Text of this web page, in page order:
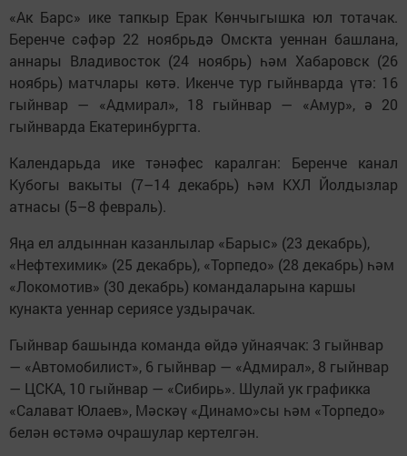
«Ак Барс» ике тапкыр Ерак Көнчыгышка юл тотачак.
Беренче сәфәр 22 ноябрьдә Омскта уеннан башлана,
аннары Владивосток (24 ноябрь) һәм Хабаровск (26
ноябрь) матчлары көтә. Икенче тур гыйнварда үтә: 16
гыйнвар — «Адмирал», 18 гыйнвар — «Амур», ә 20
гыйнварда Екатеринбургта.
Календарьда ике тәнәфес каралган: Беренче канал
Кубогы вакыты (7–14 декабрь) һәм КХЛ Йолдызлар
атнасы (5–8 февраль).
Яңа ел алдыннан казанлылар «Барыс» (23 декабрь),
«Нефтехимик» (25 декабрь), «Торпедо» (28 декабрь) һәм
«Локомотив» (30 декабрь) командаларына каршы
кунакта уеннар сериясе уздырачак.
Гыйнвар башында команда өйдә уйнаячак: 3 гыйнвар
— «Автомобилист», 6 гыйнвар — «Адмирал», 8 гыйнвар
— ЦСКА, 10 гыйнвар — «Сибирь». Шулай ук графикка
«Салават Юлаев», Мәскәү «Динамо»сы һәм «Торпедо»
белән өстәмә очрашулар кертелгән.